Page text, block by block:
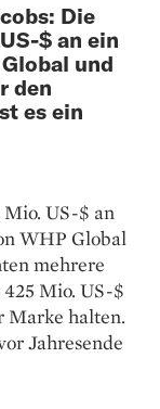
Die
$ an ein
und
den
es ein
US-$ an
WHP Global
mehrere
Mio. US-$
Marke halten.
Jahresende